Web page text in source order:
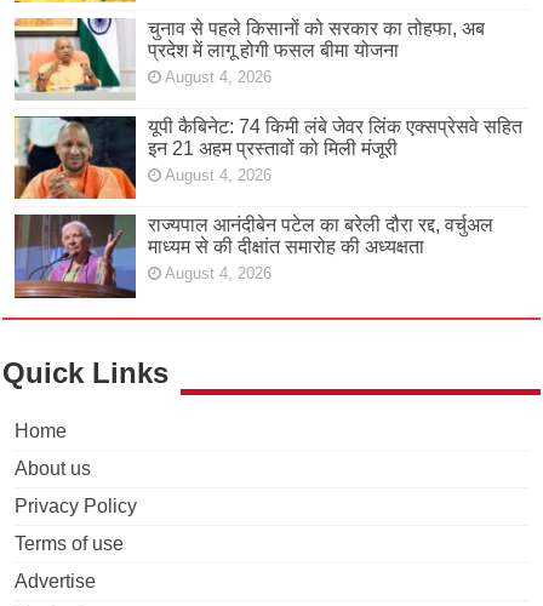
चुनाव से पहले किसानों को सरकार का तोहफा, अब
प्रदेश में लागू होगी फसल बीमा योजना
August 4, 2026
यूपी कैबिनेट: 74 किमी लंबे जेवर लिंक एक्सप्रेसवे सहित
इन 21 अहम प्रस्तावों को मिली मंजूरी
August 4, 2026
राज्यपाल आनंदीबेन पटेल का बरेली दौरा रद्द, वर्चुअल
माध्यम से की दीक्षांत समारोह की अध्यक्षता
August 4, 2026
Quick Links
Home
About us
Privacy Policy
Terms of use
Advertise